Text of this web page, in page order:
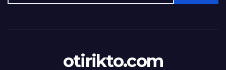
otirikto.com